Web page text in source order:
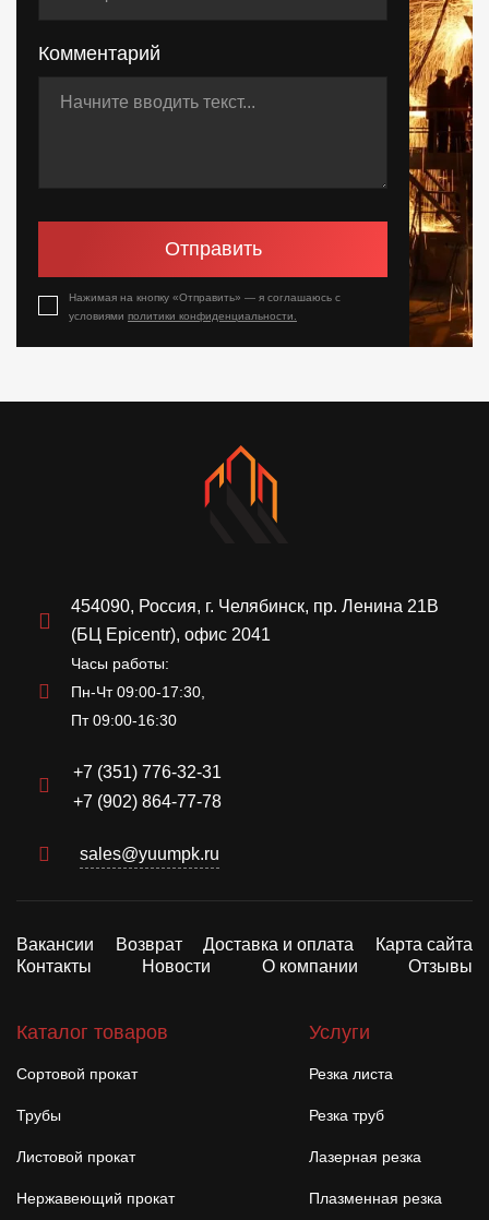
Комментарий
Отправить
Нажимая на кнопку «Отправить» — я соглашаюсь с
условиями политики конфиденциальности.
454090, Россия, г. Челябинск, пр. Ленина 21В
(БЦ Epicentr), офис 2041
Часы работы:
Пн-Чт 09:00-17:30,
Пт 09:00-16:30
+7 (351) 776-32-31
+7 (902) 864-77-78
sales@yuumpk.ru
Вакансии Возврат Доставка и оплата
Карта сайта
Контакты
Новости О компании Отзывы
Каталог товаров
Сортовой прокат
Трубы
Листовой прокат
Нержавеющий прокат
Услуги
Резка листа
Резка труб
Лазерная резка
Плазменная резка